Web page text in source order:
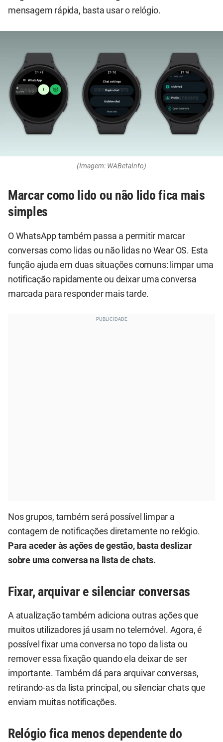
mensagem rápida, basta usar o relógio.
(Imagem: WABetaInfo)
Marcar como lido ou não lido fica mais
simples
O WhatsApp também passa a permitir marcar
conversas como lidas ou não lidas no Wear OS. Esta
função ajuda em duas situações comuns: limpar uma
notificação rapidamente ou deixar uma conversa
marcada para responder mais tarde.
Nos grupos, também será possível limpar a
contagem de notificações diretamente no relógio.
Para aceder às ações de gestão, basta deslizar
sobre uma conversa na lista de chats.
Fixar, arquivar e silenciar conversas
A atualização também adiciona outras ações que
muitos utilizadores já usam no telemóvel. Agora, é
possível fixar uma conversa no topo da lista ou
remover essa fixação quando ela deixar de ser
importante. Também dá para arquivar conversas,
retirando-as da lista principal, ou silenciar chats que
enviam muitas notificações.
Relógio fica menos dependente do